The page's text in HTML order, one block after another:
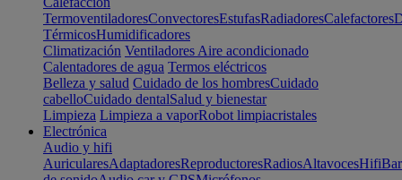
TermoventiladoresConvectoresEstufasRadiadoresCalefactores
TérmicosHumidificadores
Climatización Ventiladores Aire acondicionado
Calentadores de agua Termos eléctricos
Belleza y salud Cuidado de los hombresCuidado
cabelloCuidado dentalSalud y bienestar
Limpieza Limpieza a vaporRobot limpiacristales
Electrónica
Audio y hifi
AuricularesAdaptadoresReproductoresRadiosAltavocesHifi